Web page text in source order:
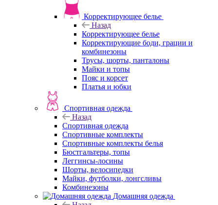
Корректирующее белье
Назад
Корректирующее белье
Корректирующие боди, грации и
комбинезоны
Трусы, шорты, панталоны
Майки и топы
Пояс и корсет
Платья и юбки
Спортивная одежда
Назад
Спортивная одежда
Спортивные комплекты
Спортивные комплекты белья
Бюстгальтеры, топы
Леггинсы-лосины
Шорты, велосипедки
Майки, футболки, лонгсливы
Комбинезоны
Домашняя одежда